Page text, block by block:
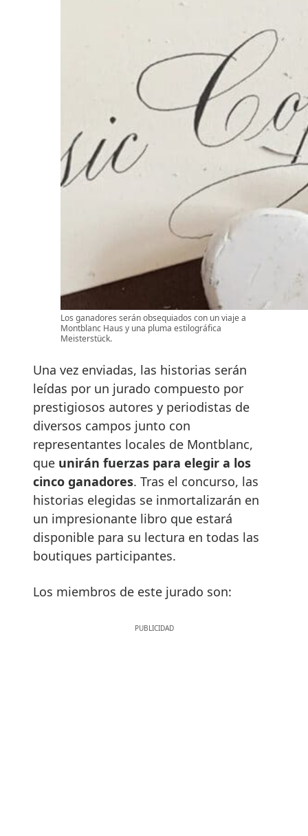
Los ganadores serán obsequiados con un viaje a
Montblanc Haus y una pluma estilográfica
Meisterstück.
Una vez enviadas, las historias serán
leídas por un jurado compuesto por
prestigiosos autores y periodistas de
diversos campos junto con
representantes locales de Montblanc,
que unirán fuerzas para elegir a los
cinco ganadores. Tras el concurso, las
historias elegidas se inmortalizarán en
un impresionante libro que estará
disponible para su lectura en todas las
boutiques participantes.
Los miembros de este jurado son: